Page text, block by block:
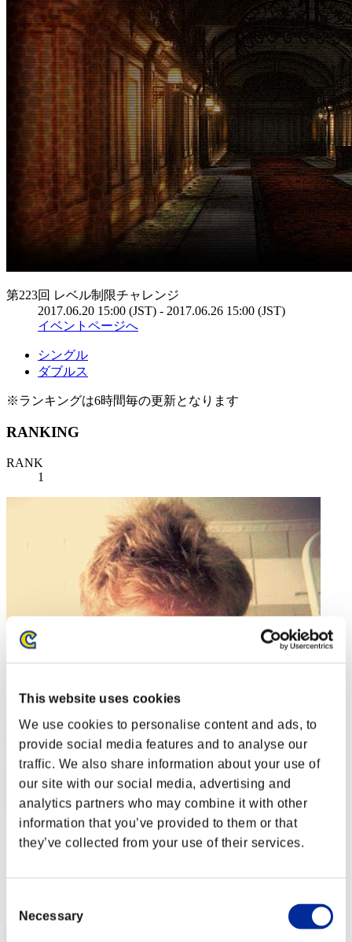
This website uses cookies
We use cookies to personalise content and ads, to
provide social media features and to analyse our
traffic. We also share information about your use of
our site with our social media, advertising and
analytics partners who may combine it with other
information that you’ve provided to them or that
they’ve collected from your use of their services.
Selection
Necessary
第223回 レベル制限チャレンジ
2017.06.20 15:00 (JST) - 2017.06.26 15:00 (JST)
イベントページへ
シングル
ダブルス
※ランキングは6時間毎の更新となります
RANKING
RANK
1
Obbey